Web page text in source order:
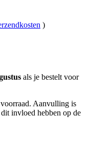
)
als je bestelt voor
Aanvulling is
invloed hebben op de